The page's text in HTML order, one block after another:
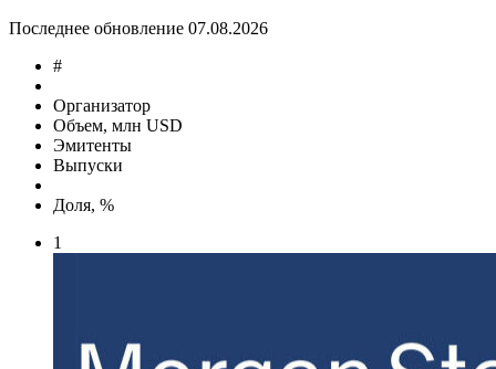
Последнее обновление 07.08.2026
#
Организатор
Объем, млн USD
Эмитенты
Выпуски
Доля, %
1